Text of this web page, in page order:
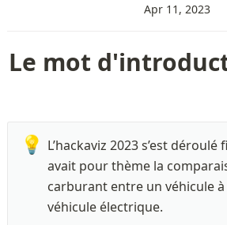
Apr 11, 2023
Le mot
💡 L’hackaviz 2023 s’est déroulé
avait pour thème la
carburant entre un véhicule
véhicule électrique.